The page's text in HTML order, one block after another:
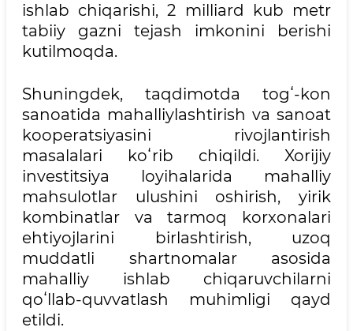
ishlab chiqarishi, 2 milliard kub metr
tabiiy gazni tejash imkonini berishi
kutilmoqda.
Shuningdek, taqdimotda togʻ-kon
sanoatida mahalliylashtirish va sanoat
kooperatsiyasini rivojlantirish
masalalari koʻrib chiqildi. Xorijiy
investitsiya loyihalarida mahalliy
mahsulotlar ulushini oshirish, yirik
kombinatlar va tarmoq korxonalari
ehtiyojlarini birlashtirish, uzoq
muddatli shartnomalar asosida
mahalliy ishlab chiqaruvchilarni
qoʻllab-quvvatlash muhimligi qayd
etildi.